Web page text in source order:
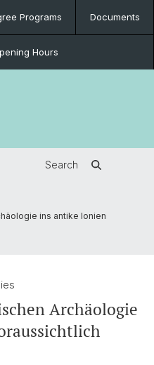
Programs Documents
Hours
Search
ins antike Ionien
Archäologie